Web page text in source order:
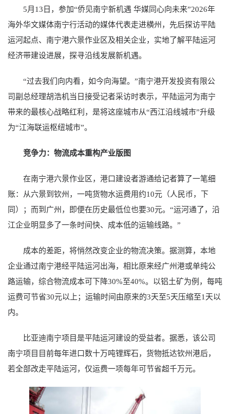
5月13日，参加“侨见南宁新机遇 华媒同心向未来”2026年
海外华文媒体南宁行活动的媒体代表走进横州，先后探访平陆
运河起点、南宁港六景作业区及相关企业，实地了解平陆运河
经济带建设进展，探寻沿线发展新机遇。
“过去我们向内看，如今向海望。”南宁港开发投资有限公
司副总经理胡浩机当日接受记者采访时表示，平陆运河为南宁
带来的最核心战略红利，是将这座城市从“西江沿线城市”升级
为“江海联运枢纽城市”。
竞争力：物流成本重构产业版图
在南宁港六景作业区，港口建设者游通给记者算了一笔细
账：从六景到钦州，一吨货物水运费用约10元（人民币，下
同）；而到广州，即便在历史最低位也要30元。“运河通了，沿
江企业明显多了一条时间快、成本低的运输线路。”
成本的差距，将悄然改变企业的物流决策。据测算，本地
企业通过南宁港经平陆运河出海，相比原来经广州港或单纯公
路运输，综合物流成本可下降30%至40%。以铝土矿为例，每吨
运费可节省30元以上；运输时间由原来的3天至5天压缩至1天以
内。
比亚迪南宁项目是平陆运河建设的受益者。据悉，该公司
南宁项目目前每年进口数十万吨锂辉石，货物抵达钦州港后，
若全部改走平陆运河，仅运费一项每年可节省超千万元。